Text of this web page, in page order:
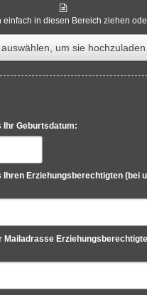
einfach in diesen Bereich ziehen
um sie hochzuladen
Ihr Geburtsdatum:
Ihren Erziehungsberechtigten (bei
Mailadrasse